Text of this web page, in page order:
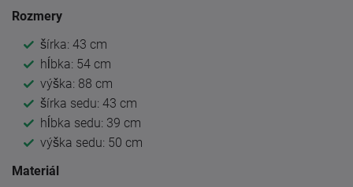
Rozmery
šírka: 43 cm
hĺbka: 54 cm
výška: 88 cm
šírka sedu: 43 cm
hĺbka sedu: 39 cm
výška sedu: 50 cm
Materiál